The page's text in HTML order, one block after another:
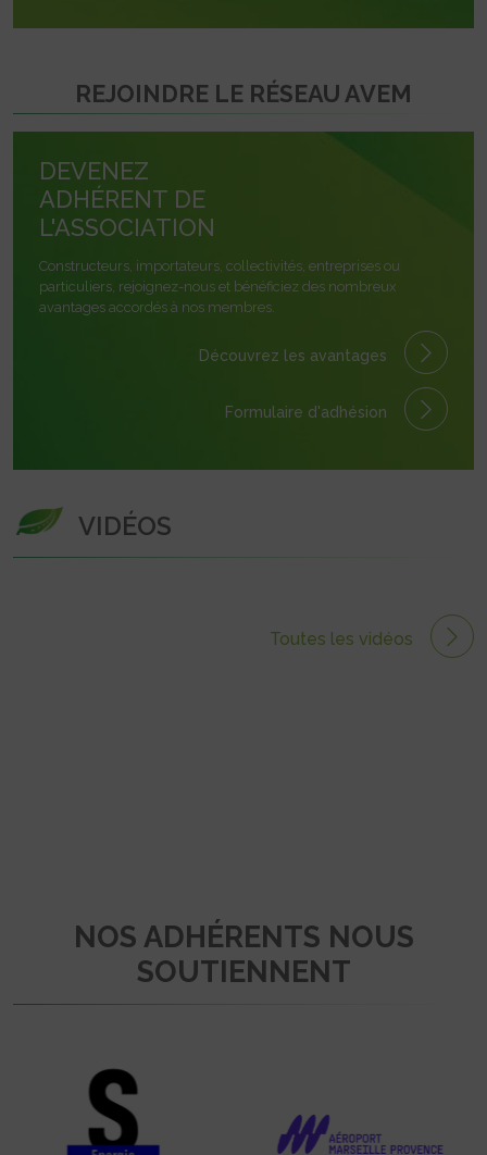
REJOINDRE LE RÉSEAU AVEM
DEVENEZ
ADHÉRENT DE
L'ASSOCIATION
Constructeurs, importateurs, collectivités, entreprises ou
particuliers, rejoignez-nous et bénéficiez des nombreux
avantages accordés à nos membres.
Découvrez les avantages
Formulaire d'adhésion
VIDÉOS
Toutes les vidéos
NOS ADHÉRENTS NOUS
SOUTIENNENT